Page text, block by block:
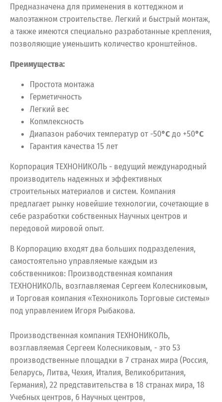
Предназначена для применения в коттеджном и
малоэтажном строительстве. Легкий и быстрый монтаж,
а также имеются специально разработанные крепления,
позволяющие уменьшить количество кронштейнов.
Преимущества:
Простота монтажа
Герметичность
Легкий вес
Копмлексность
Диапазон рабочих температур от -50°Сдо +50°С
Гарантия качества 15 лет
Корпорация ТЕХНОНИКОЛЬ - ведущий международный
производитель надежных и эффективных
строительных материалов и систем. Компания
предлагает рынку новейшие технологии, сочетающие в
себе разработки собственных Научных центров и
передовой мировой опыт.
В Корпорацию входят два больших подразделения,
самостоятельно управляемые каждым из
собственников: Производственная компания
ТЕХНОНИКОЛЬ, возглавляемая Сергеем Колесниковым,
и Торговая компания «Технониколь Торговые системы»
под управлением Игоря Рыбакова.
Производственная компания ТЕХНОНИКОЛЬ,
возглавляемая Сергеем Колесниковым, - это 53
производственные площадки в 7 странах мира (Россия,
Беларусь, Литва, Чехия, Италия, Великобритания,
Германия), 22 представительства в 18 странах мира, 18
Учебных центров, 6 Научных центров,